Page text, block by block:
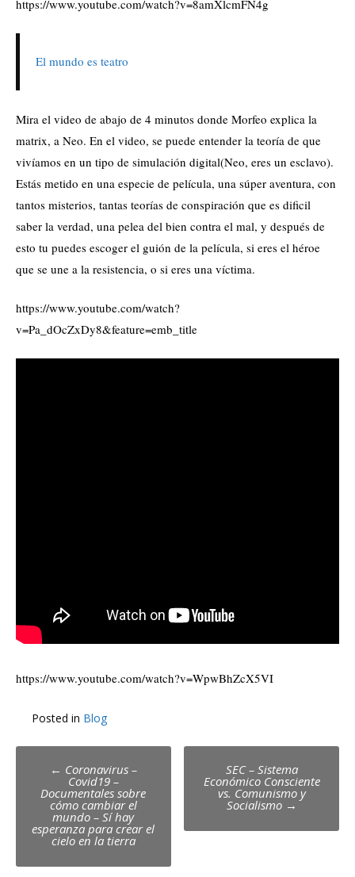
https://www.youtube.com/watch?v=8amXlcmFN4g
El mundo es teatro
Mira el video de abajo de 4 minutos donde Morfeo explica la
matrix, a Neo. En el video, se puede entender la teoría de que
vivíamos en un tipo de simulación digital(Neo, eres un esclavo).
Estás metido en una especie de película, una súper aventura, con
tantos misterios, tantas teorías de conspiración que es dificil
saber la verdad, una pelea del bien contra el mal, y después de
esto tu puedes escoger el guión de la película, si eres el héroe
que se une a la resistencia, o si eres una víctima.
https://www.youtube.com/watch?
v=Pa_dOcZxDy8&feature=emb_title
https://www.youtube.com/watch?v=WpwBhZcX5VI
Posted in Blog
Post
navigation
← Coronavirus –
Covid19 –
Documentales sobre
cómo cambiar el
mundo – Sí hay
esperanza para crear el
cielo en la tierra
SEC – Sistema
Económico Consciente
vs. Comunismo y
Socialismo →